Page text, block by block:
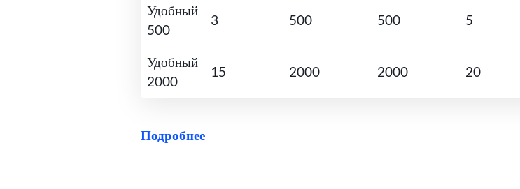
Удобный
500
3 500 500 5
Удобный
2000
15 2000 2000 20
Подробнее